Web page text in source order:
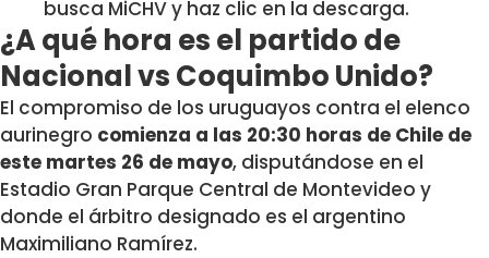
busca MiCHV y haz clic en la descarga.
¿A qué hora es el partido de
Nacional vs Coquimbo Unido?
El compromiso de los uruguayos contra el elenco
aurinegro comienza a las 20:30 horas de Chile de
este martes 26 de mayo, disputándose en el
Estadio Gran Parque Central de Montevideo y
donde el árbitro designado es el argentino
Maximiliano Ramírez.